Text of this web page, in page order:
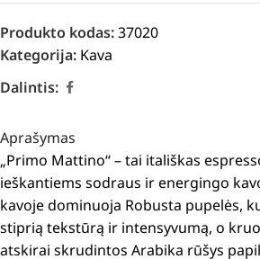
Produkto kodas:37020
Kategorija: Kava
Dalintis:
Aprašymas
„Primo Mattino“ – tai itališkas
ieškantiems sodraus ir energingo
kavoje dominuoja Robusta pupelės,
stiprią tekstūrą ir intensyvumą, o
atskirai skrudintos Arabika rūšys